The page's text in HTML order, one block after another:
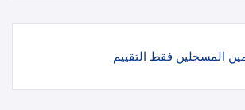
المسجلين فقط التقييم